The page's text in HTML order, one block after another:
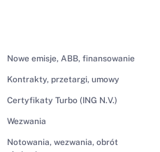
Nowe emisje, ABB, finansowanie
Kontrakty, przetargi, umowy
Certyfikaty Turbo (ING N.V.)
Wezwania
Notowania, wezwania, obrót